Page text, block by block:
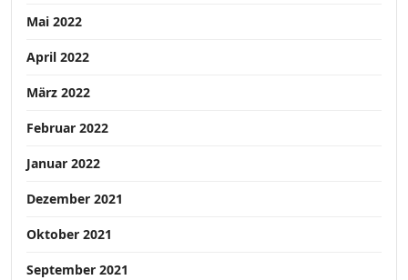
Mai 2022
April 2022
März 2022
Februar 2022
Januar 2022
Dezember 2021
Oktober 2021
September 2021